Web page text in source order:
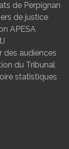
de Perpignan
de justice
APESA
des audiences
du Tribunal
statistiques